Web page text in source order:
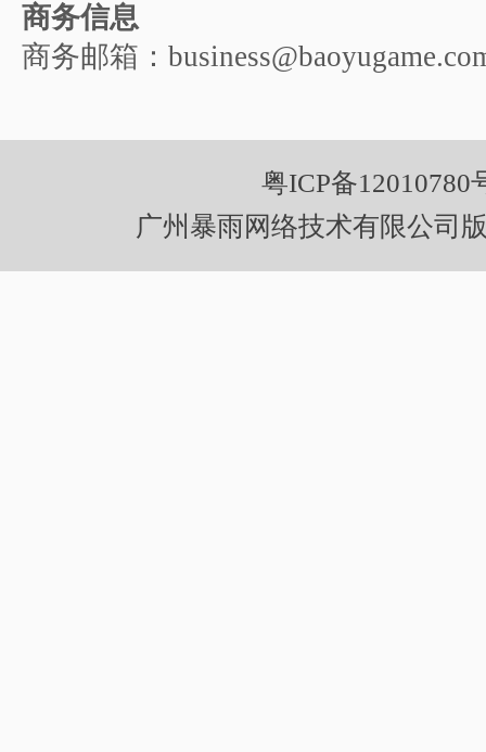
商务信息
商务邮箱：
粤ICP备12010780
广州暴雨网络技术有限公司